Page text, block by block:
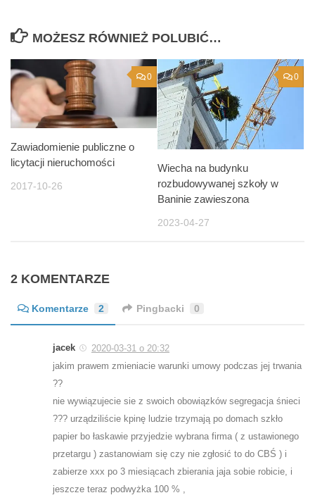
MOŻESZ RÓWNIEŻ POLUBIĆ…
0
Zawiadomienie publiczne o
licytacji nieruchomości
2017-10-26
0
Wiecha na budynku
rozbudowywanej szkoły w
Baninie zawieszona
2023-04-27
2 KOMENTARZE
Komentarze 2 Pingbacki 0
jacek
2020-03-31 o 20:32
jakim prawem zmieniacie warunki umowy podczas jej trwania
??
nie wywiązujecie sie z swoich obowiązków segregacja śnieci
??? urządziliście kpinę ludzie trzymają po domach szkło
papier bo łaskawie przyjedzie wybrana firma ( z ustawionego
przetargu ) zastanowiam się czy nie zgłosić to do CBŚ ) i
zabierze xxx po 3 miesiącach zbierania jaja sobie robicie, i
jeszcze teraz podwyżka 100 % ,